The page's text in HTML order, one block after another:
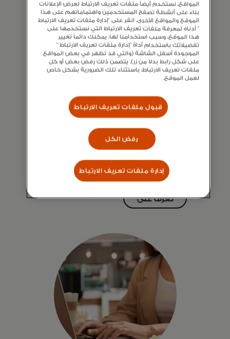
تعزيز اتخاذ قرارات مالية
أفضل
اربط المستهلكين والشركات ببيانات مالية
سلسة وآمنة لحلول إدارة مالية شخصية
(PFM) أكثر ذكاءً. ووفر رؤية فورية
للمعاملات لتحسين إدارة الأموال.
تعرّف على
المواقع، نستخدم أيضاً ملفات تعريف الارتباط لعرض الإعلانات
بناءً على أنشطة تصفح المستخدمين واهتماماتهم على هذا
الموقع والمواقع الأخرى. انقر على "إدارة ملفات تعريف الارتباط
" أدناه لمعرفة ملفات تعريف الارتباط التي نستخدمها على
هذا الموقع، وسبب استخدامنا لها. يمكنك دائماً تغيير
تفضيلاتك باستخدام أداة "إدارة ملفات تعريف الارتباط "
الموجودة أسفل الشاشة (والتي قد تظهر في بعض المواقع
على شكل رابط بدلاً من زر). يتضمن ذلك رفض بعض أو كل
ملفات تعريف الارتباط، باستثناء تلك الضرورية بشكل خاص
لعمل الموقع.
قبول ملفات تعريف الارتباط
رفض الكل
إدارة ملفات تعريف الارتباط